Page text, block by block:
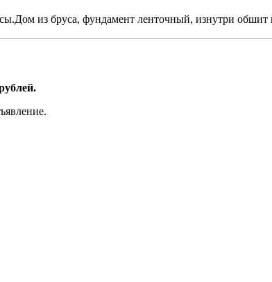
из бруса, фундамент ленточный, изнутри обшит